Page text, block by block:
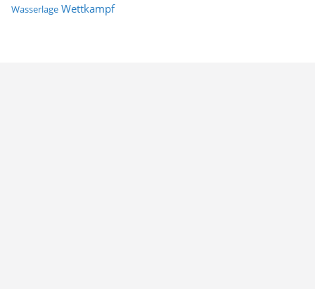
Wasserlage Wettkampf